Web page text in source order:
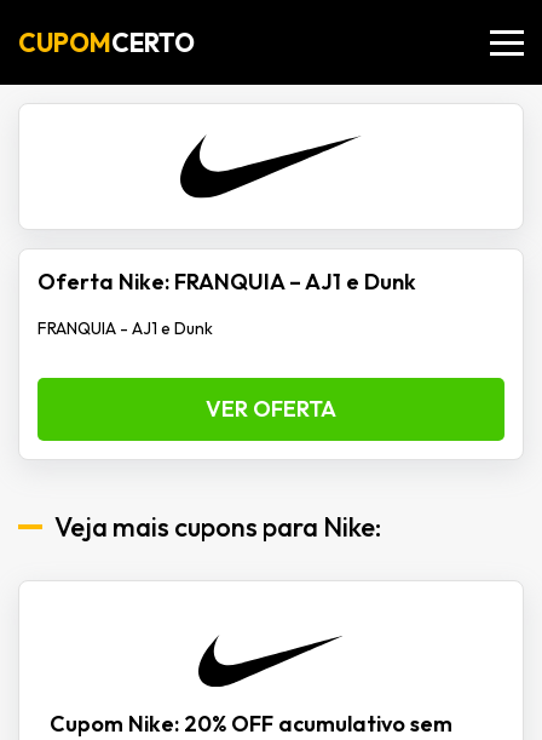
CUPOMCERTO
Oferta Nike: FRANQUIA – AJ1 e Dunk
FRANQUIA - AJ1 e Dunk
VER OFERTA
Veja mais cupons para Nike:
Cupom Nike: 20% OFF acumulativo sem